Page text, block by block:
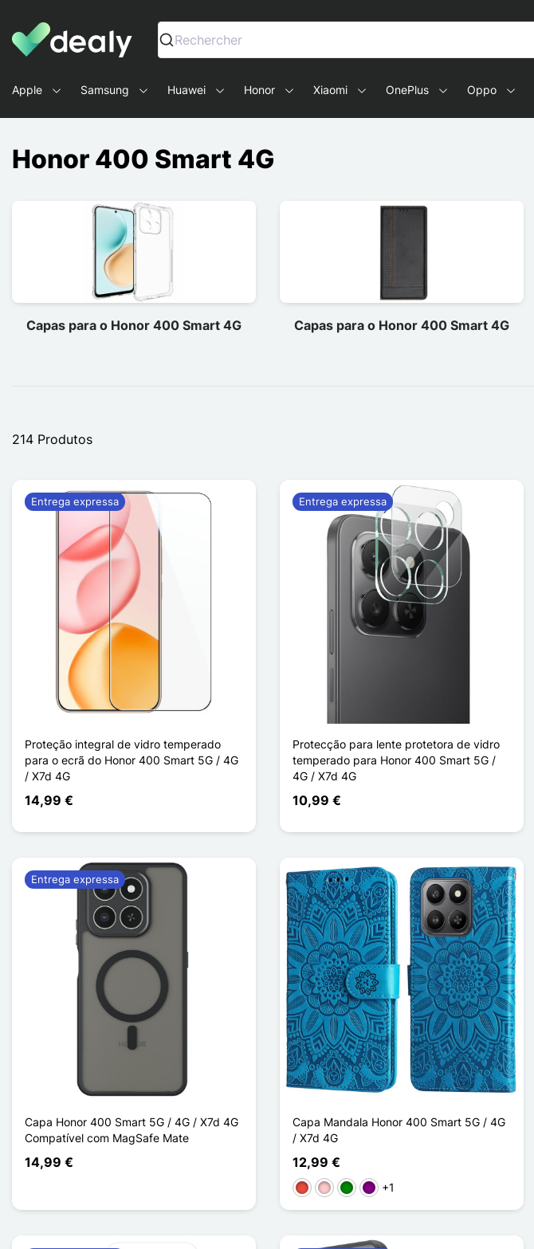
Dealy - Capas e acessórios para smartphones e tablets
Rechercher
Apple Samsung Huawei Honor Xiaomi OnePlus Oppo
Honor 400 Smart 4G
Capas para o Honor 400 Smart 4G Capas para o Honor 400 Smart 4G
214 Produtos
Proteção integral de vidro temperado
para o ecrã do Honor 400 Smart 5G / 4G
/ X7d 4G
14,99 €
Entrega expressa
Protecção para lente protetora de vidro
temperado para Honor 400 Smart 5G /
4G / X7d 4G
10,99 €
Entrega expressa
Capa Honor 400 Smart 5G / 4G / X7d 4G
Compatível com MagSafe Mate
14,99 €
Entrega expressa
Capa Mandala Honor 400 Smart 5G / 4G
/ X7d 4G
12,99 €
Vermelho
RosaVerdePúrpura
+1